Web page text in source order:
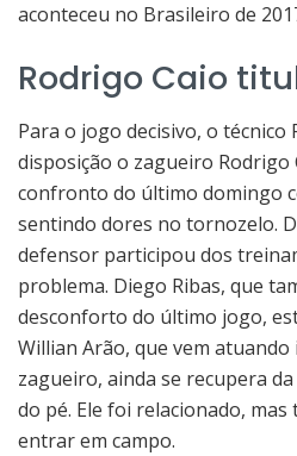
aconteceu no Brasileiro de
Rodrigo Caio
Para o jogo decisivo, o técnico
disposição o zagueiro Rodrigo
confronto do último domingo
sentindo dores no tornozelo.
defensor participou dos
problema. Diego Ribas, que
desconforto do último jogo,
Willian Arão, que vem
zagueiro, ainda se recupera
do pé. Ele foi relacionado, mas
entrar em campo.